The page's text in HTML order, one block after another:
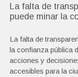
La falta de
puede minar la
La falta de
la confianza pública
acciones y
accesibles para la